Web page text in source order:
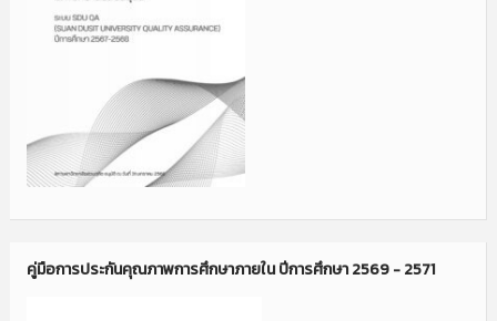
คู่มือการประกันคุณภาพการศึกษาภายใน ปีการศึกษา 2569 - 2571